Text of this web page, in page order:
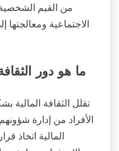
من القيم
الاجتماعية
ما هو دور
تقلل الثقافة المالية
الأفراد من إدارة
المالية اتخاذ